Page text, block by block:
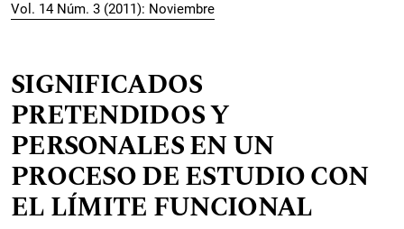
Vol. 14 Núm. 3 (2011): Noviembre
SIGNIFICADOS
PRETENDIDOS Y
PERSONALES EN UN
PROCESO DE ESTUDIO CON
EL LÍMITE FUNCIONAL